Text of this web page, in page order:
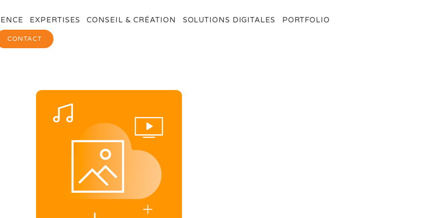
EXPERTISES CONSEIL & CRÉATION SOLUTIONS DIGITALES PORTFOLIO
CONTACT